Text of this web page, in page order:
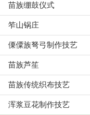
苗族绷鼓仪式
笮山锅庄
傈僳族弩弓制作技艺
苗族芦笙
苗族传统织布技艺
浑浆豆花制作技艺